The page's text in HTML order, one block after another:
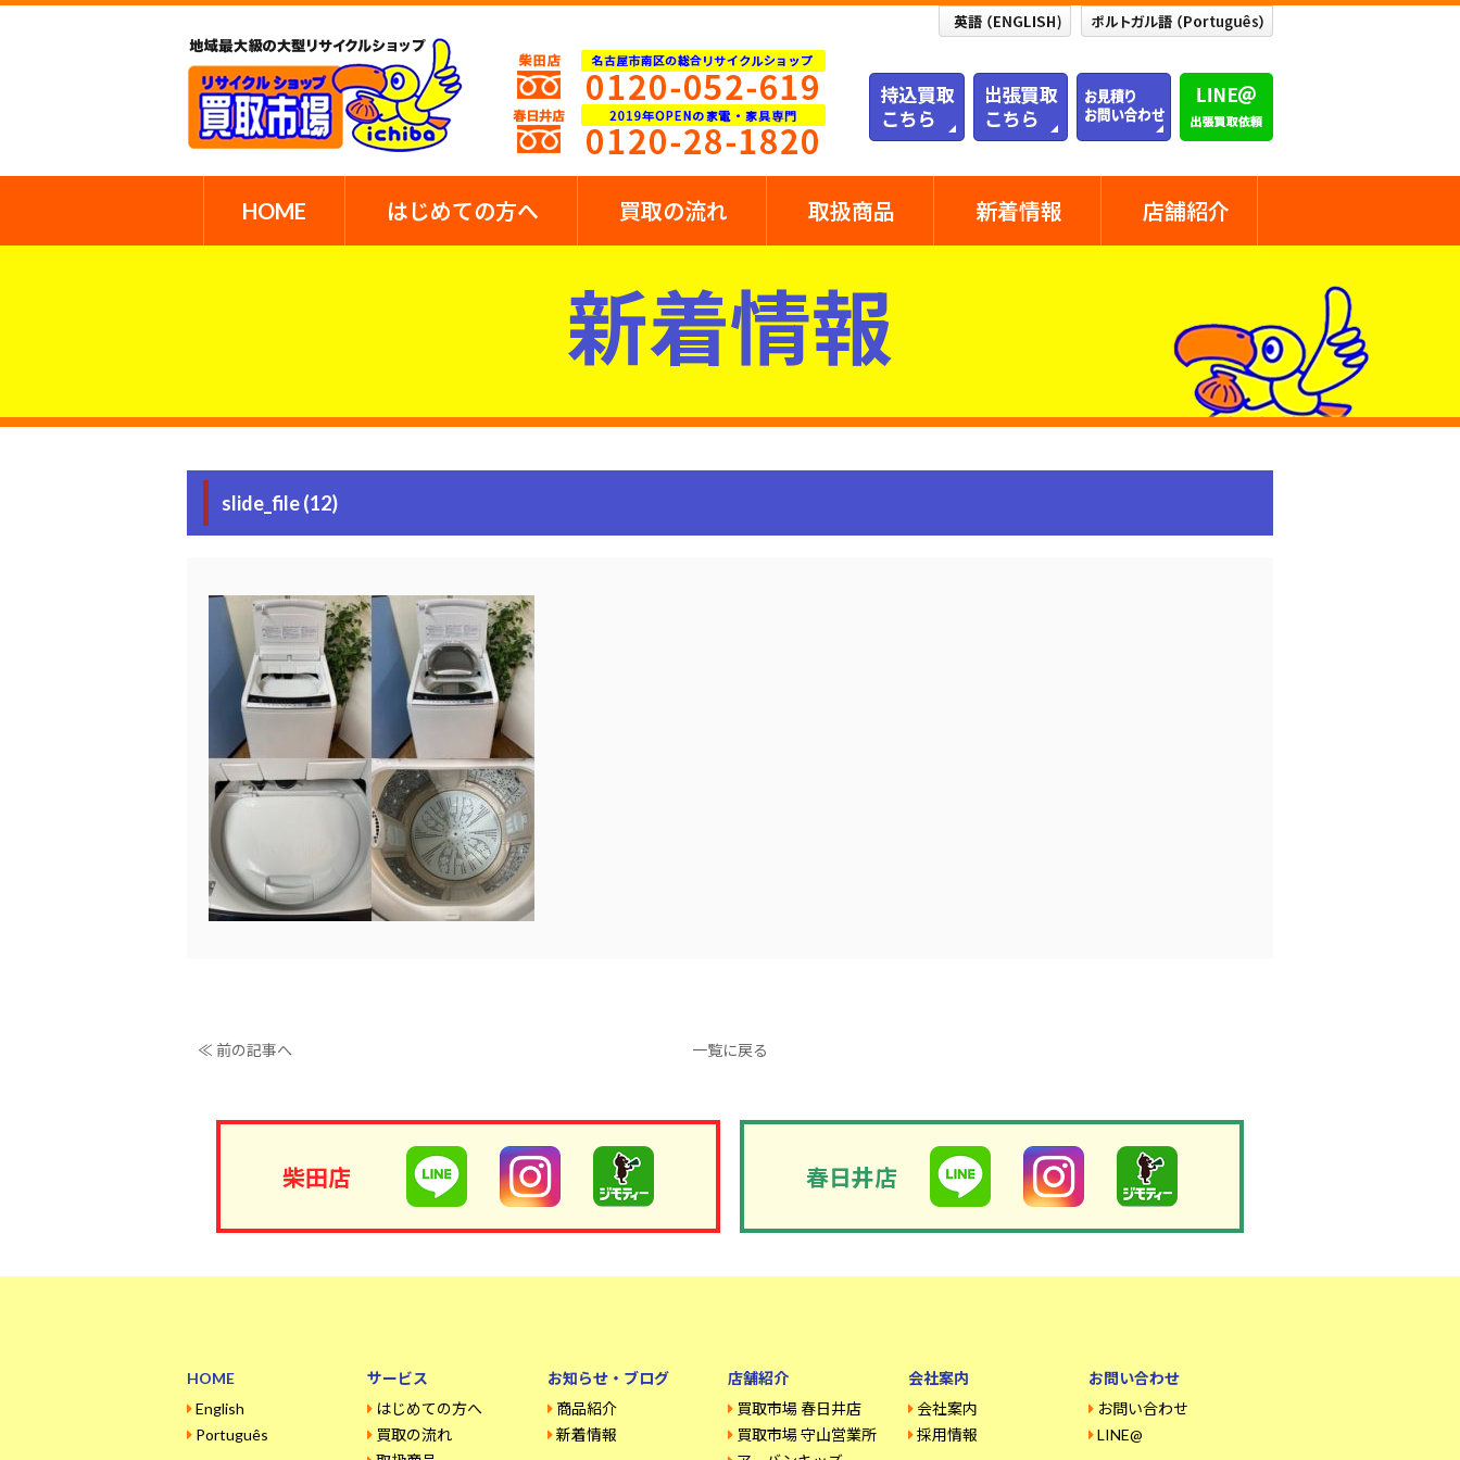
HOME はじめての方へ 買取の流れ 取扱商品 新着情報 店舗紹介
新着情報
slide_file (12)
≪ 前の記事へ 一覧に戻る
柴田店 春日井店
HOME
English
Português
サービス
はじめての方へ
買取の流れ
お知らせ・ブログ
商品紹介
新着情報
店舗紹介
買取市場 春日井店
買取市場 守山営業所
会社案内
会社案内
採用情報
お問い合わせ
お問い合わせ
LINE@